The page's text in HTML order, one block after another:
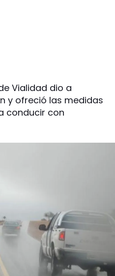
Vialidad dio a
y ofreció las medidas
conducir con